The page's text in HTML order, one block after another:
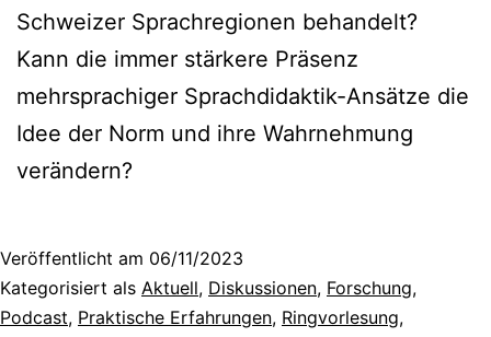
Schweizer Sprachregionen behandelt?
Kann die immer stärkere Präsenz
mehrsprachiger Sprachdidaktik-Ansätze die
Idee der Norm und ihre Wahrnehmung
verändern?
Veröffentlicht am 06/11/2023
Kategorisiert als Aktuell, Diskussionen, Forschung,
Podcast, Praktische Erfahrungen, Ringvorlesung,